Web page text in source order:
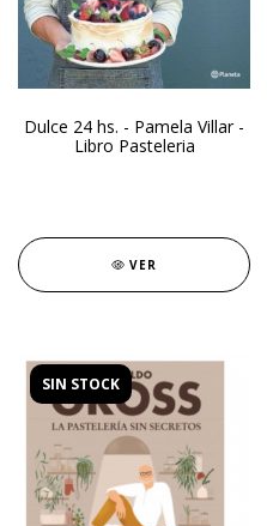
Dulce 24 hs. - Pamela Villar -
Libro Pasteleria
VER
SIN STOCK